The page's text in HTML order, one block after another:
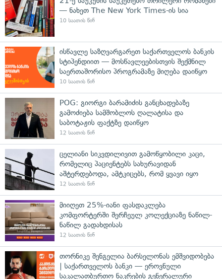
— ნახეთ The New York Times-ის სია
10 საათის წინ
ისწავლე საზღვარგარეთ საქართველოს ბანკის
სტიპენდიით — მოსწავლეებისთვის შექმნილ
საერთაშორისო პროგრამაზე მიღება დაიწყო
10 საათის წინ
POG: გიორგი ბარამიძის განცხადებაზე
გამოძიება სამშობლოს ღალატისა და
საბოტაჟის ფაქტზე დაიწყო
12 საათის წინ
ცელიანი სიკვდილივით გამოწყობილი კაცი,
რომელიც პაციენტებს სახურავიდან
აშტერდებოდა, ამტკიცებს, რომ ყვავი იყო
12 საათის წინ
მიიღეთ 25%-იანი ფასდაკლება
კომფორტერში შერჩეულ კოლექციაზე ნაწილ-
ნაწილ გადახდისას
12 საათის წინ
თორნიკე შენგელია ბარსელონას ემშვიდობება
| საქართველოს ბანკი — ეროვნული
საკალათბურთო ნაკრების გენერალური